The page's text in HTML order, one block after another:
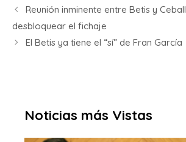
Reunión inminente entre Betis y
desbloquear el fichaje
El Betis ya tiene el “sí” de Fran García
Noticias más Vistas